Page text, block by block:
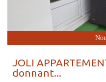
JOLI
donnant...